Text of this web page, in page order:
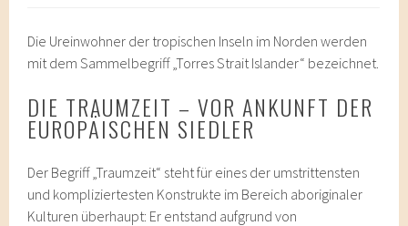
Die Ureinwohner der tropischen Inseln im Norden werden
mit dem Sammelbegriff „Torres Strait Islander“ bezeichnet.
DIE TRAUMZEIT – VOR ANKUNFT DER
EUROPÄISCHEN SIEDLER
Der Begriff „Traumzeit“ steht für eines der umstrittensten
und kompliziertesten Konstrukte im Bereich aboriginaler
Kulturen überhaupt: Er entstand aufgrund von